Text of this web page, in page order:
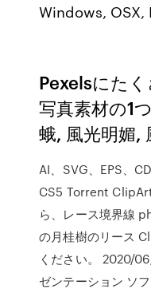
Windows, OSX,
Pexelsにた
写真素材の1
蛾, 風光明媚,
AI、SVG、EPS、
CS5 Torrent
ら、レース境界線
の月桂樹のリース
ください。 2020/
ゼンテーション ソ